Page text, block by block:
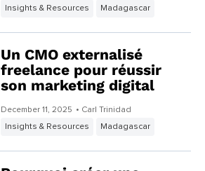
Insights & Resources
Madagascar
Un CMO externalisé
freelance pour réussir
son marketing digital
December 11, 2025 • Carl Trinidad
Insights & Resources
Madagascar